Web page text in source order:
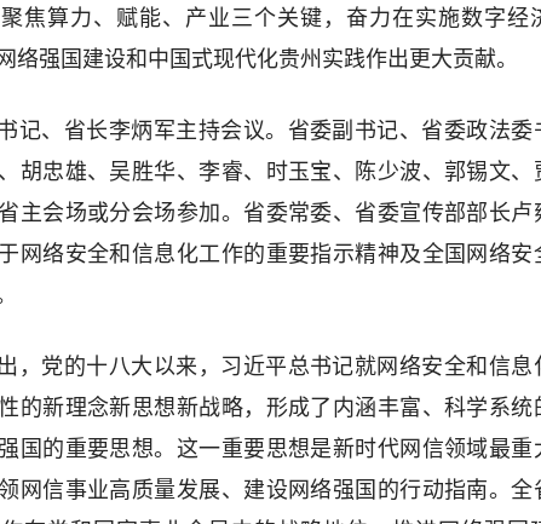
焦算力、赋能、产业三个关键，奋力在实施数字经
络强国建设和中国式现代化贵州实践作出更大贡献。
记、省长李炳军主持会议。省委副书记、省委政法委
胡忠雄、吴胜华、李睿、时玉宝、陈少波、郭锡文、
主会场或分会场参加。省委常委、省委宣传部部长卢
网络安全和信息化工作的重要指示精神及全国网络安
，党的十八大以来，习近平总书记就网络安全和信息
的新理念新思想新战略，形成了内涵丰富、科学系统
国的重要思想。这一重要思想是新时代网信领域最重
网信事业高质量发展、建设网络强国的行动指南。全